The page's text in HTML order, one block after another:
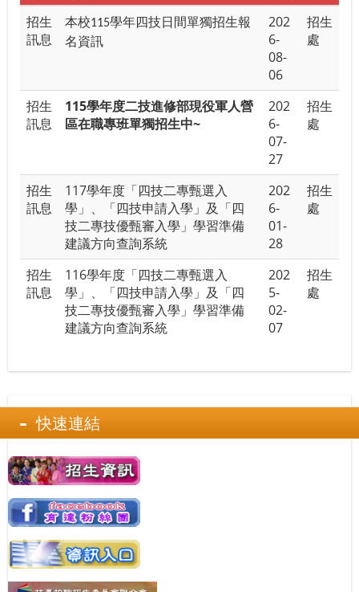
招生
訊息
本校115學年四技日間單獨招生報
名資訊
202
6-
08-
06
招生
處
招生
訊息
115學年度二技進修部現役軍人營
區在職專班單獨招生中~
202
6-
07-
27
招生
處
招生
訊息
117學年度「四技二專甄選入
學」、「四技申請入學」及「四
技二專技優甄審入學」學習準備
建議方向查詢系統
202
6-
01-
28
招生
處
招生
訊息
116學年度「四技二專甄選入
學」、「四技申請入學」及「四
技二專技優甄審入學」學習準備
建議方向查詢系統
202
5-
02-
07
招生
處
快速連結